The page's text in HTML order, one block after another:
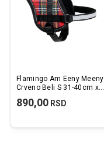
Flamingo Am Eeny Meeny
Crveno Beli S 31-40cm x
890,00 RSD